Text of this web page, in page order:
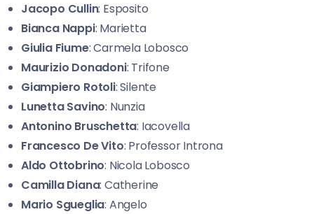
Jacopo Cullin: Esposito
Bianca Nappi: Marietta
Giulia Fiume: Carmela Lobosco
Maurizio Donadoni: Trifone
Giampiero Rotoli: Silente
Lunetta Savino: Nunzia
Antonino Bruschetta: Iacovella
Francesco De Vito: Professor Introna
Aldo Ottobrino: Nicola Lobosco
Camilla Diana: Catherine
Mario Sgueglia: Angelo